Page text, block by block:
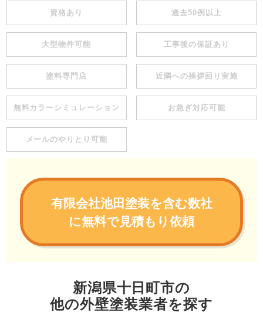
資格あり 過去50例以上
大型物件可能 工事後の保証あり
塗料専門店 近隣への挨拶回り実施
無料カラーシミュレーション お急ぎ対応可能
メールのやりとり可能
有限会社池田塗装を含む数社
に無料で見積もり依頼
新潟県十日町市の
他の外壁塗装業者を探す